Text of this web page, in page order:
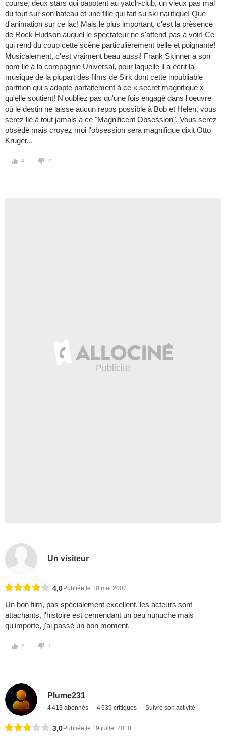
course, deux stars qui papotent au yatch-club, un vieux pas mal
du tout sur son bateau et une fille qui fait su ski nautique! Que
d'animation sur ce lac! Mais le plus important, c'est la prèsence
de Rock Hudson auquel le spectateur ne s'attend pas à voir! Ce
qui rend du coup cette scène particulièrement belle et poignante!
Musicalement, c'est vraiment beau aussi! Frank Skinner a son
nom liè à la compagnie Universal, pour laquelle il a ècrit la
musique de la plupart des films de Sirk dont cette inoubliable
partition qui s'adapte parfaitement à ce « secret magnifique »
qu'elle soutient! N'oubliez pas qu'une fois engagè dans l'oeuvre
où le destin ne laisse aucun repos possible à Bob et Helen, vous
serez liè à tout jamais à ce "Magnificent Obsession". Vous serez
obsèdè mais croyez moi l'obsession sera magnifique dixit Otto
Kruger...
4 2
Un visiteur
4,0 Publiée le 10 mai 2007
Un bon film, pas spécialement excellent. les acteurs sont
attachants, l'histoire est cemendant un peu nunuche mais
qu'importe, j'ai passé un bon moment.
2 1
Plume231
4 413 abonnés 4 639 critiques Suivre son activité
3,0 Publiée le 19 juillet 2010